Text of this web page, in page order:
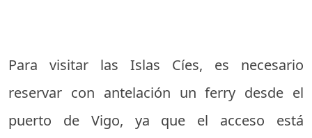
Para visitar las Islas Cíes, es necesario
reservar con antelación un ferry desde el
puerto de Vigo, ya que el acceso está